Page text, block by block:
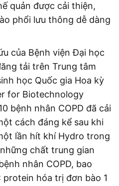
quản được cải thiện,
phổi lưu thông dễ dàng
của Bệnh viện Đại học
tải trên Trung tâm
học Quốc gia Hoa kỳ
for Biotechnology
bệnh nhân COPD đã cải
cách đáng kể sau khi
lần hít khí Hydro trong
chất trung gian
nhân COPD, bao
protein hóa trị đơn bào 1